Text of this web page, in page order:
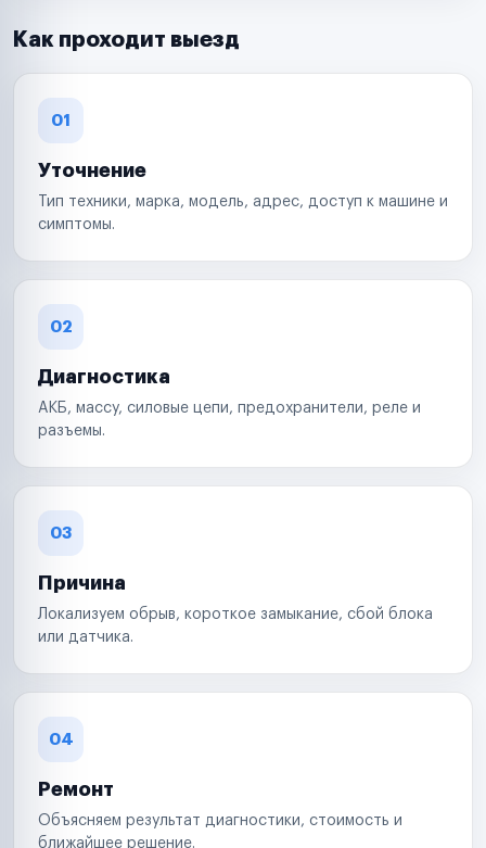
Как проходит выезд
01
Уточнение
Тип техники, марка, модель, адрес, доступ к машине и
симптомы.
02
Диагностика
АКБ, массу, силовые цепи, предохранители, реле и
разъемы.
03
Причина
Локализуем обрыв, короткое замыкание, сбой блока
или датчика.
04
Ремонт
Объясняем результат диагностики, стоимость и
ближайшее решение.